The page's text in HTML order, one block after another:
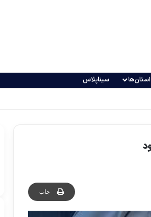
استان‌ها سیناپلاس
چاپ